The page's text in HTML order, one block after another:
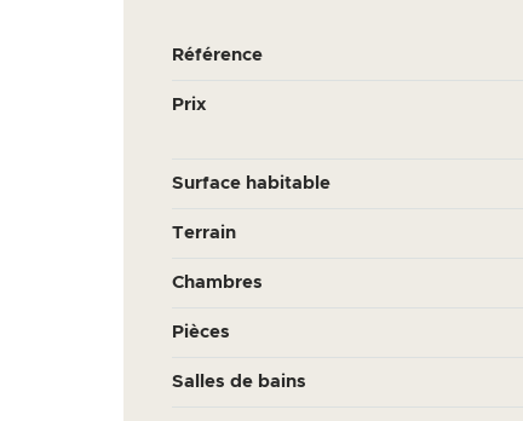
Référence
Prix
Surface habitable
Terrain
Chambres
Pièces
Salles de bains